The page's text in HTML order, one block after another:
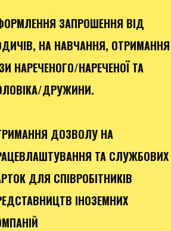
ЗАПРОШЕННЯ ВІД
НА НАВЧАННЯ, ОТРИМАННЯ
НАРЕЧЕНОГО/НАРЕЧЕНОЇ ТА
ДРУЖИНИ.
ДОЗВОЛУ НА
ТА СЛУЖБОВИХ
ДЛЯ СПІВРОБІТНИКІВ
ІНОЗЕМНИХ